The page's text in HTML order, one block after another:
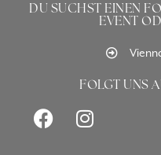
DU SUCHST EINEN
EVENT
FOLGT UNS